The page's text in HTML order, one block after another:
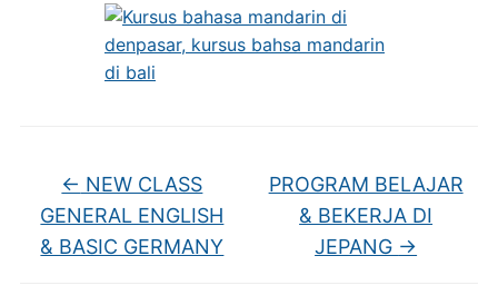
← NEW CLASS
GENERAL ENGLISH
& BASIC GERMANY
PROGRAM BELAJAR
& BEKERJA DI
JEPANG →